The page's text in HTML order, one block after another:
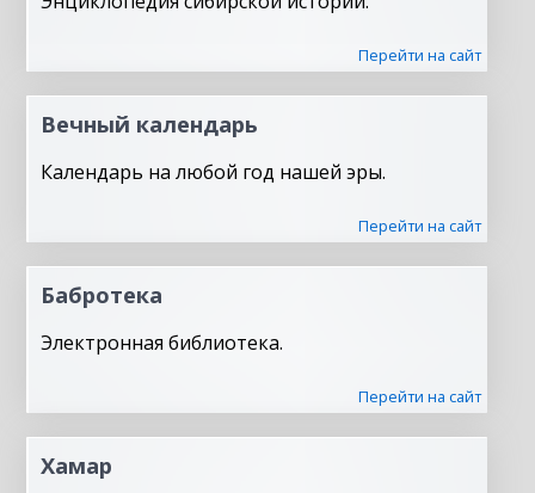
Перейти на сайт
Вечный календарь
Календарь на любой год нашей эры.
Перейти на сайт
Бабротека
Электронная библиотека.
Перейти на сайт
Хамар